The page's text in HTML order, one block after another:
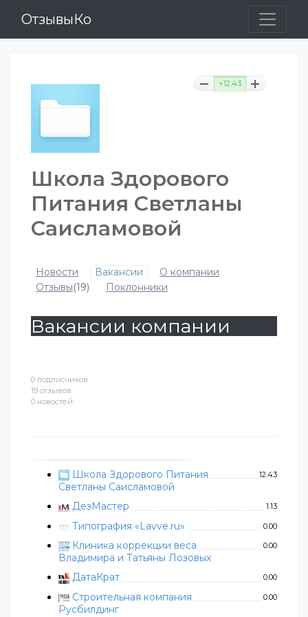
ОтзывыКо
0 подписчиков
19 отзывов
0 новостей
Школа Здорового Питания
Светланы Саисламовой
12.43
ДезМастер 1.13
Типография «Lavve.ru» 0.00
Клиника коррекции веса
Владимира и Татьяны Лозовых
0.00
ДатаКрат 0.00
Строительная компания
Русбилдинг
0.00
+12.43
Школа Здорового
Питания Светланы
Саисламовой
Новости Вакансии
О компании
Отзывы(19) Поклонники
Вакансии компании